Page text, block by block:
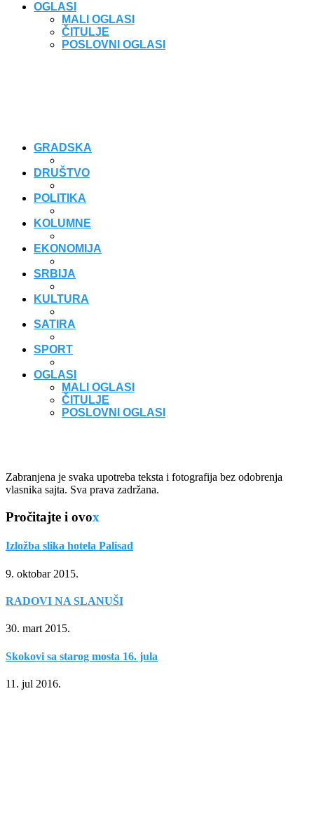
OGLASI
MALI OGLASI
ČITULJE
POSLOVNI OGLASI
GRADSKA
DRUŠTVO
POLITIKA
KOLUMNE
EKONOMIJA
SRBIJA
KULTURA
SATIRA
SPORT
OGLASI
MALI OGLASI
ČITULJE
POSLOVNI OGLASI
Zabranjena je svaka upotreba teksta i fotografija bez odobrenja
vlasnika sajta. Sva prava zadržana.
Pročitajte i ovox
Izložba slika hotela Palisad
9. oktobar 2015.
RADOVI NA SLANUŠI
30. mart 2015.
Skokovi sa starog mosta 16. jula
11. jul 2016.